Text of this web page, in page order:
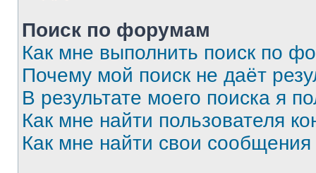
Поиск по форумам
Как мне выполнить поиск по
Почему мой поиск не даёт
В результате моего поиска я
Как мне найти пользователя
Как мне найти свои